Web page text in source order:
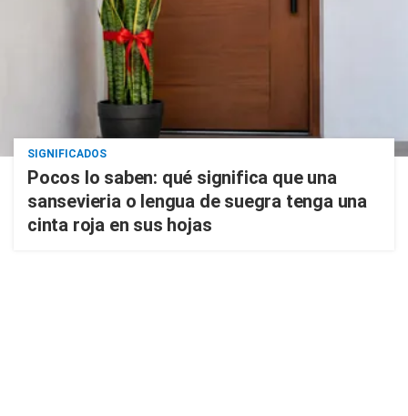
SIGNIFICADOS
Pocos lo saben: qué significa que una
sansevieria o lengua de suegra tenga una
cinta roja en sus hojas